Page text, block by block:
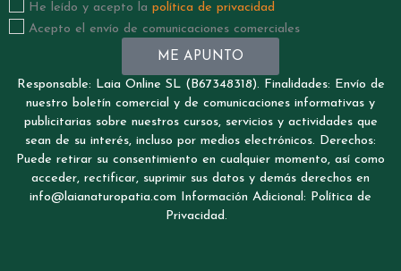
He leído y acepto la política de privacidad
Acepto el envío de comunicaciones comerciales
ME APUNTO
Responsable: Laia Online SL (B67348318). Finalidades: Envío de
nuestro boletín comercial y de comunicaciones informativas y
publicitarias sobre nuestros cursos, servicios y actividades que
sean de su interés, incluso por medios electrónicos. Derechos:
Puede retirar su consentimiento en cualquier momento, así como
acceder, rectificar, suprimir sus datos y demás derechos en
info@laianaturopatia.com Información Adicional: Política de
Privacidad.